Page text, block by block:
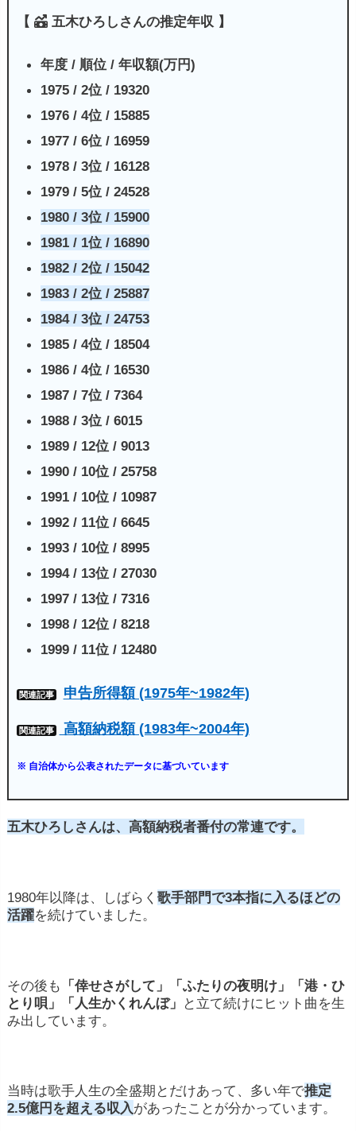
【 五木ひろしさんの推定年収 】
年度 / 順位 / 年収額(万円)
1975 / 2位 / 19320
1976 / 4位 / 15885
1977 / 6位 / 16959
1978 / 3位 / 16128
1979 / 5位 / 24528
1980 / 3位 / 15900
1981 / 1位 / 16890
1982 / 2位 / 15042
1983 / 2位 / 25887
1984 / 3位 / 24753
1985 / 4位 / 18504
1986 / 4位 / 16530
1987 / 7位 / 7364
1988 / 3位 / 6015
1989 / 12位 / 9013
1990 / 10位 / 25758
1991 / 10位 / 10987
1992 / 11位 / 6645
1993 / 10位 / 8995
1994 / 13位 / 27030
1997 / 13位 / 7316
1998 / 12位 / 8218
1999 / 11位 / 12480
関連記事 申告所得額 (1975年~1982年)
関連記事 高額納税額 (1983年~2004年)
※ 自治体から公表されたデータに基づいています
五木ひろしさんは、高額納税者番付の常連です。
1980年以降は、しばらく 歌手部門で3本指に入るほどの
活躍を続けていました。
その後も 「倖せさがして」「ふたりの夜明け」「港・ひ
とり唄」「人生かくれんぼ」 と立て続けにヒット曲を生
み出しています。
当時は歌手人生の全盛期とだけあって、多い年で推定
2.5億円を超える収入があったことが分かっています。